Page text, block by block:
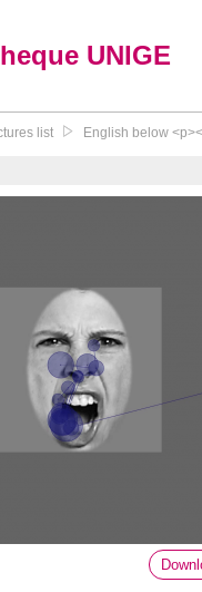
UNIGE
list English below